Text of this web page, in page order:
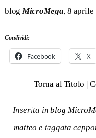
blogMicroMega, 8 aprile
Condividi:
Facebook X
Torna al Titolo
Inserita in blog
matteo e taggata